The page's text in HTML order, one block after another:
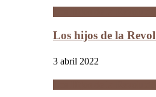
Los hijos de la
3 abril 2022